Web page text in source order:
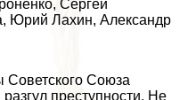
Сергeй
Юрий Лахин, Александр
Советского Союза
преступности. Не